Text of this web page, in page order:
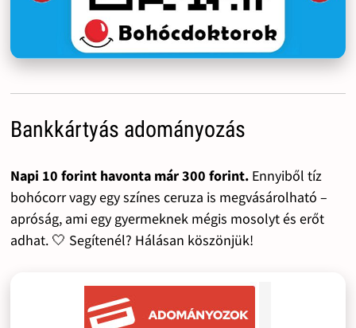
Bankkártyás adományozás
Napi 10 forint havonta már 300 forint.Ennyiből tíz
bohócorr vagy egy színes ceruza is megvásárolható –
apróság, ami egy gyermeknek mégis mosolyt és erőt
adhat. 🤍 Segítenél? Hálásan köszönjük!